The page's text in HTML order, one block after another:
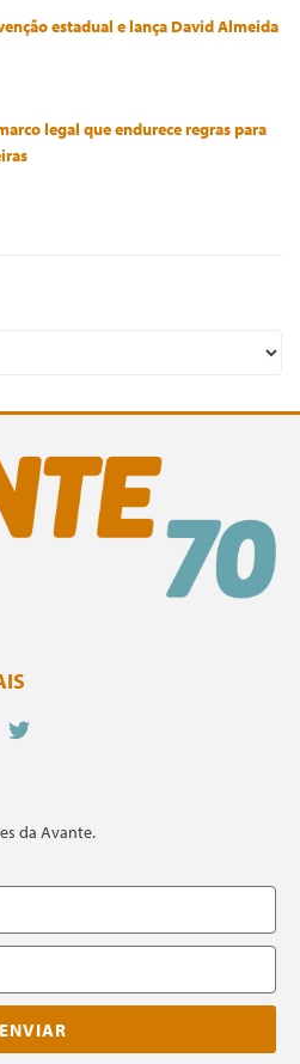
estadual e lança David Almeida
legal que endurece regras para
da Avante.
ENVIAR